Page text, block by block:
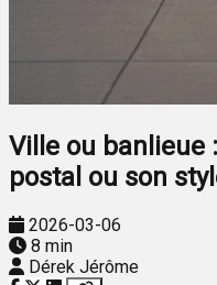
Ville ou banlieue
postal ou son
2026-03-06
8 min
Dérek Jérôme